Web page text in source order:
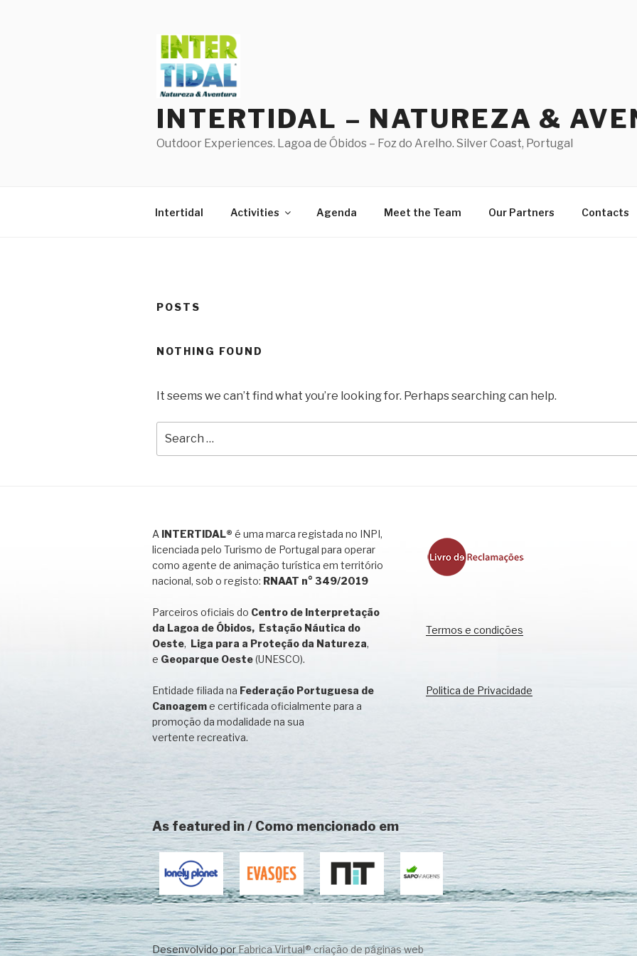
INTERTIDAL – NATUREZA &
Outdoor Experiences. Lagoa de Óbidos – Foz do Arelho. Silver Coast, Portugal
Intertidal Activities Agenda Meet the Team Our Partners Contacts
POSTS
NOTHING FOUND
It seems we can’t find what you’re looking for. Perhaps searching can help.
for:
A INTERTIDAL® é uma marca registada no INPI,
licenciada pelo Turismo de Portugal para operar
como agente de animação turística em território
nacional, sob o registo: RNAAT n° 349/2019
Parceiros oficiais do Centro de Interpretação
da Lagoa de Óbidos, Estação Náutica do
Oeste, Liga para a Proteção da Natureza,
e Geoparque Oeste(UNESCO).
Entidade filiada na Federação Portuguesa de
Canoageme certificada oficialmente para a
promoção da modalidade na sua
vertente recreativa.
Termos e condições
Politica de Privacidade
As featured in / Como mencionado em
Desenvolvido porFabrica Virtual® criação de páginas web